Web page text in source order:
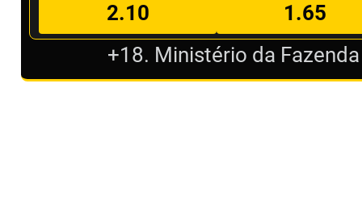
2.10
1.65
+18. Ministério da